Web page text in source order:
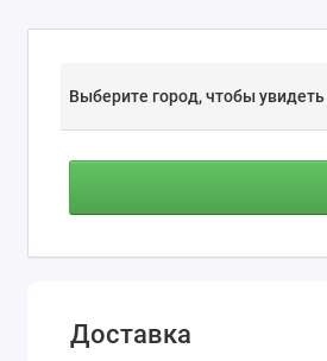
Выберите город, чтобы
Доставка